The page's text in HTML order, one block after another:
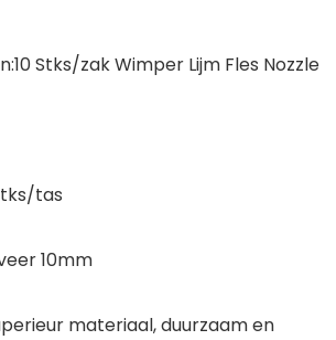
Stks/zak Wimper Lijm Fles Nozzle
tas
10mm
materiaal, duurzaam en